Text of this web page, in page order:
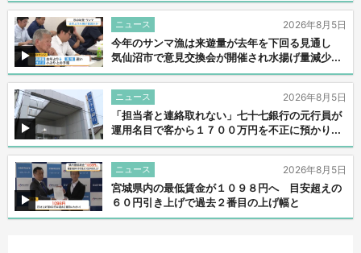
ニュース
今年のサンマ漁は来遊量が去年を下回る見通し
気仙沼市で意見交換会が開催され水揚げ量減少...
2026年8月5日
ニュース
「担当者と連絡取れない」七十七銀行の元行員が
運用名目で客から１７００万円を不正に預かり...
2026年8月5日
ニュース
宮城県内の最低賃金が１０９８円へ 目安超えの
６０円引き上げで過去２番目の上げ幅と
2026年8月5日